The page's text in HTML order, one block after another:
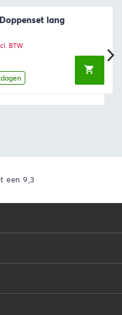
lang
BTW
een 9,3